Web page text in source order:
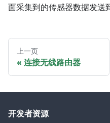
面采集到的传感器数据发送
上一页
连接无线路由器
开发者资源